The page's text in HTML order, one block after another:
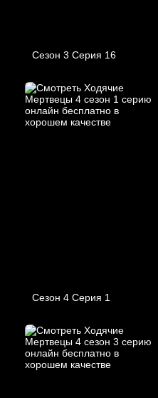
Сезон 3 Серия 16
Сезон 4 Серия 1